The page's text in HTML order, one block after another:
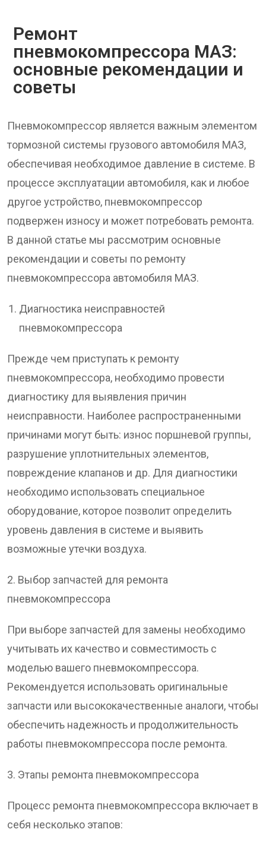
Ремонт
пневмокомпрессора МАЗ:
основные рекомендации и
советы
Пневмокомпрессор является важным элементом
тормозной системы грузового автомобиля МАЗ,
обеспечивая необходимое давление в системе. В
процессе эксплуатации автомобиля, как и любое
другое устройство, пневмокомпрессор
подвержен износу и может потребовать ремонта.
В данной статье мы рассмотрим основные
рекомендации и советы по ремонту
пневмокомпрессора автомобиля МАЗ.
Диагностика неисправностей
пневмокомпрессора
Прежде чем приступать к ремонту
пневмокомпрессора, необходимо провести
диагностику для выявления причин
неисправности. Наиболее распространенными
причинами могут быть: износ поршневой группы,
разрушение уплотнительных элементов,
повреждение клапанов и др. Для диагностики
необходимо использовать специальное
оборудование, которое позволит определить
уровень давления в системе и выявить
возможные утечки воздуха.
2. Выбор запчастей для ремонта
пневмокомпрессора
При выборе запчастей для замены необходимо
учитывать их качество и совместимость с
моделью вашего пневмокомпрессора.
Рекомендуется использовать оригинальные
запчасти или высококачественные аналоги, чтобы
обеспечить надежность и продолжительность
работы пневмокомпрессора после ремонта.
3. Этапы ремонта пневмокомпрессора
Процесс ремонта пневмокомпрессора включает в
себя несколько этапов: